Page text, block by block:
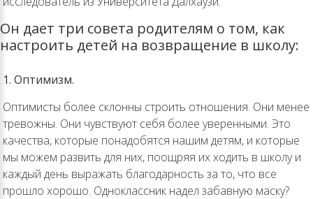
Он дает три совета родителям о том, как
настроить детей на возвращение в школу:
1. Оптимизм.
Оптимисты более склонны строить отношения. Они менее
тревожны. Они чувствуют себя более уверенными. Это
качества, которые понадобятся нашим детям, и которые
мы можем развить для них, поощряя их ходить в школу и
каждый день выражать благодарность за то, что все
прошло хорошо. Одноклассник надел забавную маску?